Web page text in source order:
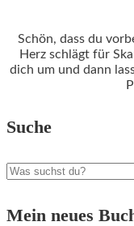
Schön, dass du
Herz schlägt für
dich um und dann
Suche
Mein neues